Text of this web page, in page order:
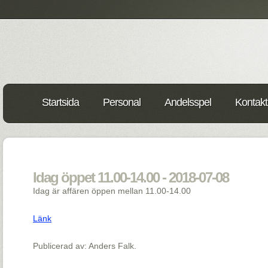
Startsida Personal Andelsspel
Idag öppet 11.00-14.00 - 2018-07-08
Idag är affären öppen mellan 11.00-14.00
Länk
Publicerad av: Anders Falk.